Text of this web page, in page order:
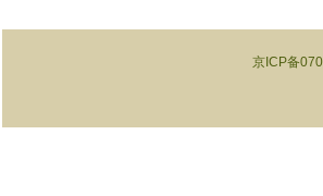
京ICP备